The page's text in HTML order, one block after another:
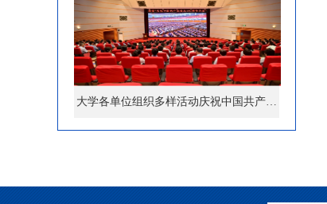
大学各单位组织多样活动庆祝中国共产…